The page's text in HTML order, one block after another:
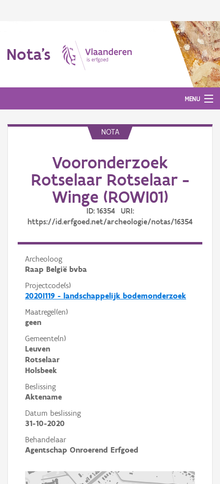
Nota's
MENU
NOTA
Vooronderzoek
Rotselaar Rotselaar -
Winge (ROWI01)
ID: 16354 URI:
https://id.erfgoed.net/archeologie/notas/16354
Archeoloog
Raap België bvba
Projectcode(s)
2020I119 - landschappelijk bodemonderzoek
Maatregel(en)
geen
Gemeente(n)
Leuven
Rotselaar
Holsbeek
Beslissing
Aktename
Datum beslissing
31-10-2020
Behandelaar
Agentschap Onroerend Erfgoed